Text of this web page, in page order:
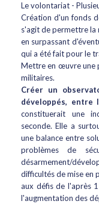
Le volontariat -
Création d'un fonds
s'agit de permettre la
en surpassant
qui a été fait pour le
Mettre en œuvre une
militaires.
Créer un
développés, entre
constituerait une
seconde. Elle a
une balance entre
problèmes de
désarmement/
difficultés de mise en
aux défis de l'après
l'augmentation des